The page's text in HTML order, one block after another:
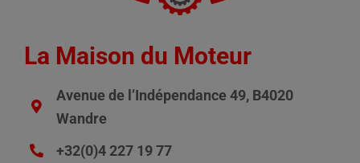
La Maison du Moteur
Avenue de l’Indépendance 49, B4020
Wandre
+32(0)4 227 19 77